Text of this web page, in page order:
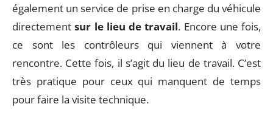
également un service de prise en charge du véhicule
directementsur le lieu de travail. Encore une fois,
ce sont les contrôleurs qui viennent à votre
rencontre. Cette fois, il s’agit du lieu de travail. C’est
très pratique pour ceux qui manquent de temps
pour faire la visite technique.